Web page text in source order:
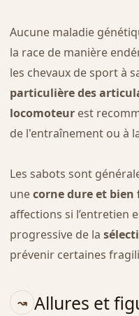
Aucune maladie
la race de manière
les chevaux de sport à
particulière des
locomoteurest
de l'entraînement ou à
Les sabots sont
unecorne dure et bien
affections si l’entretien
progressive de la
prévenir certaines
Allures et